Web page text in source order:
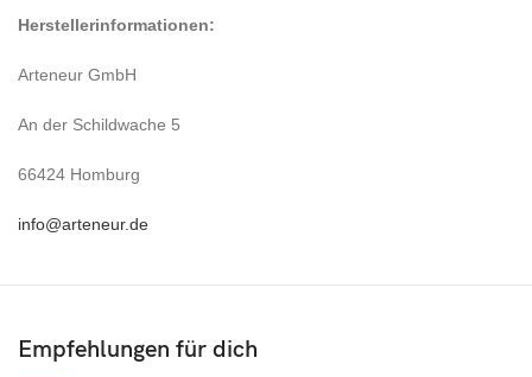
Herstellerinformationen:
Arteneur GmbH
An der Schildwache 5
66424 Homburg
info@arteneur.de
Empfehlungen für dich